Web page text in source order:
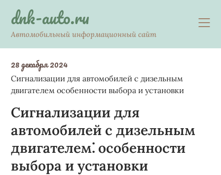
contentdnk-auto.ru
Автомобильный информационный сайт
28 декабря 2024
Сигнализации для автомобилей с дизельным
двигателем особенности выбора и установки
Сигнализации для
автомобилей с дизельным
двигателем⁚ особенности
выбора и установки